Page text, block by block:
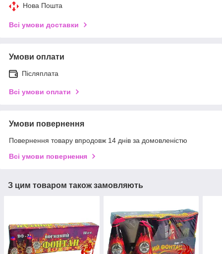
Нова Пошта
Всі умови доставки
Умови оплати
Післяплата
Всі умови оплати
Умови повернення
Повернення товару впродовж 14 днів за домовленістю
Всі умови повернення
З цим товаром також замовляють